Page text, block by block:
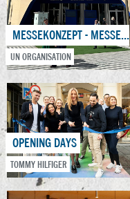
MESSEKONZEPT - MESSE DUBAI
UN ORGANISATION
OPENING DAYS
TOMMY HILFIGER